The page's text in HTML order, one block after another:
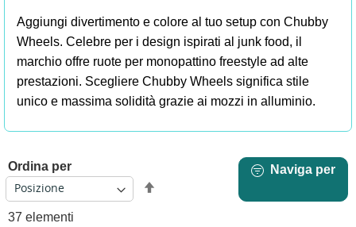
Aggiungi divertimento e colore al tuo setup con Chubby
Wheels. Celebre per i design ispirati al junk food, il
marchio offre ruote per monopattino freestyle ad alte
prestazioni. Scegliere Chubby Wheels significa stile
unico e massima solidità grazie ai mozzi in alluminio.
37 elementi
Ordina per
Naviga per